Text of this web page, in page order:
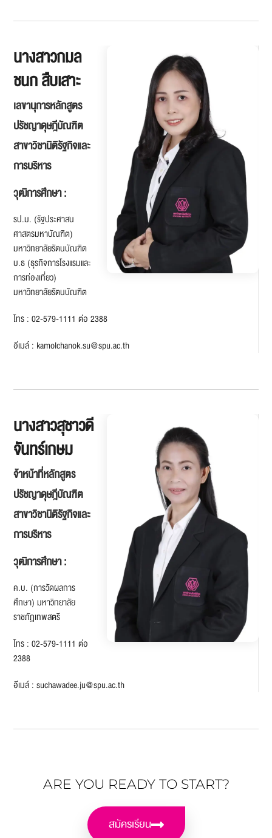
นางสาวกมล
ชนก สืบเสาะ
เลขานุการหลักสูตร
ปรัชญาดุษฎีบัณฑิต
สาขาวิชานิติรัฐกิจและ
การบริหาร
วุฒิการศึกษา :
รป.ม. (รัฐประศาสน
ศาสตรมหาบัณฑิต)
มหาวิทยาลัยรัตนบัณฑิต
บ.ธ (ธุรกิจการโรงแรมและ
การท่องเที่ยว)
มหาวิทยาลัยรัตนบัณฑิต
โทร : 02-579-1111 ต่อ 2388
อีเมล์ : kamolchanok.su@spu.ac.th
นางสาวสุชาวดี
จันทร์เกษม
จ้าหน้าที่หลักสูตร
ปรัชญาดุษฎีบัณฑิต
สาขาวิชานิติรัฐกิจและ
การบริหาร
วุฒิการศึกษา :
ค.บ. (การวัดผลการ
ศึกษา) มหาวิทยาลัย
ราชภัฏเทพสตรี
โทร : 02-579-1111 ต่อ
2388
อีเมล์ : suchawadee.ju@spu.ac.th
ARE YOU READY TO START?
สมัครเรียน